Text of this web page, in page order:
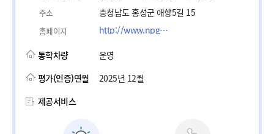
주소 충청남도 홍성군 애향5길 15
홈페이지 http://www.npgkinder.org
통학차량
운영
평가(인증)연월
2025년 12월
제공서비스